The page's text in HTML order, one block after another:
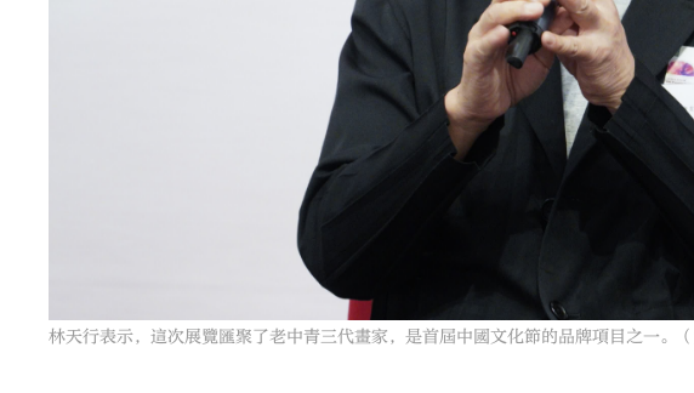
林天行表示，這次展覽匯聚了老中青三代畫家，是首屆中國文化節的品牌項目之一。